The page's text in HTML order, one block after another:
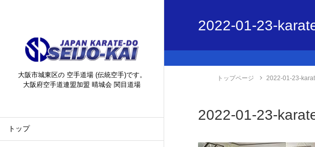
大阪市城東区の 空手道場 (伝統空手)です。
大阪府空手道連盟加盟 晴城会 関目道場
トップ
2022-01-23-
トップページ 2022-01-23-
2022-01-23-